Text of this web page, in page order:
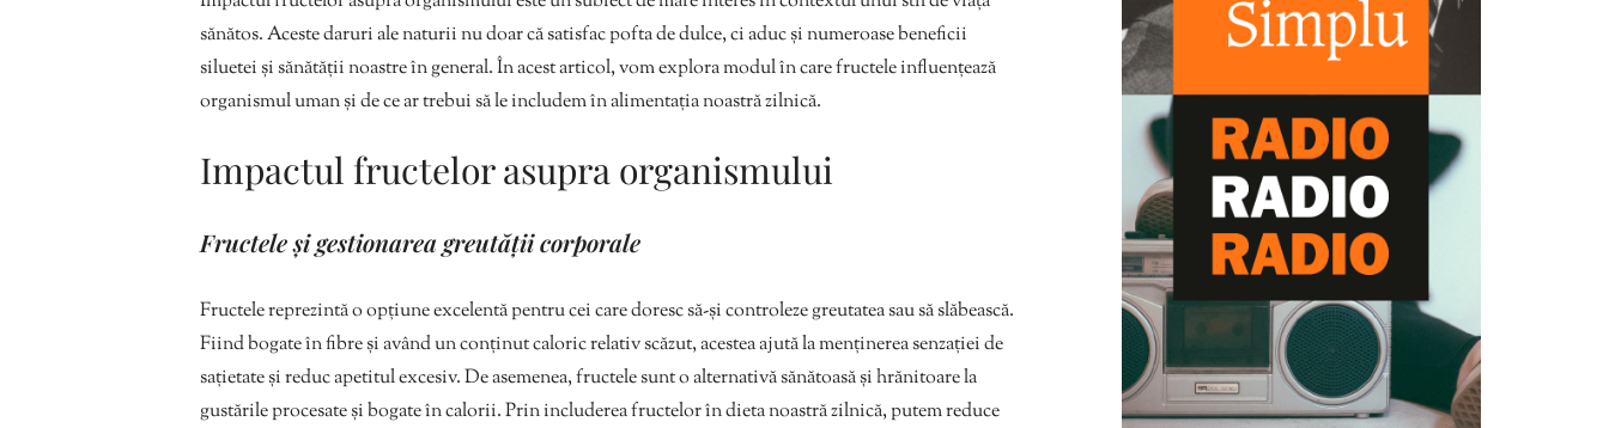
sănătos. Aceste daruri ale naturii nu doar că satisfac pofta de dulce, ci aduc și numeroase beneficii
siluetei și sănătății noastre în general. În acest articol, vom explora modul în care fructele influențează
organismul uman și de ce ar trebui să le includem în alimentația noastră zilnică.
Impactul fructelor asupra organismului
Fructele și gestionarea greutății corporale
Fructele reprezintă o opțiune excelentă pentru cei care doresc să-și controleze greutatea sau să slăbească.
Fiind bogate în fibre și având un conținut caloric relativ scăzut, acestea ajută la menținerea senzației de
sațietate și reduc apetitul excesiv. De asemenea, fructele sunt o alternativă sănătoasă și hrănitoare la
gustările procesate și bogate în calorii. Prin includerea fructelor în dieta noastră zilnică, putem reduce